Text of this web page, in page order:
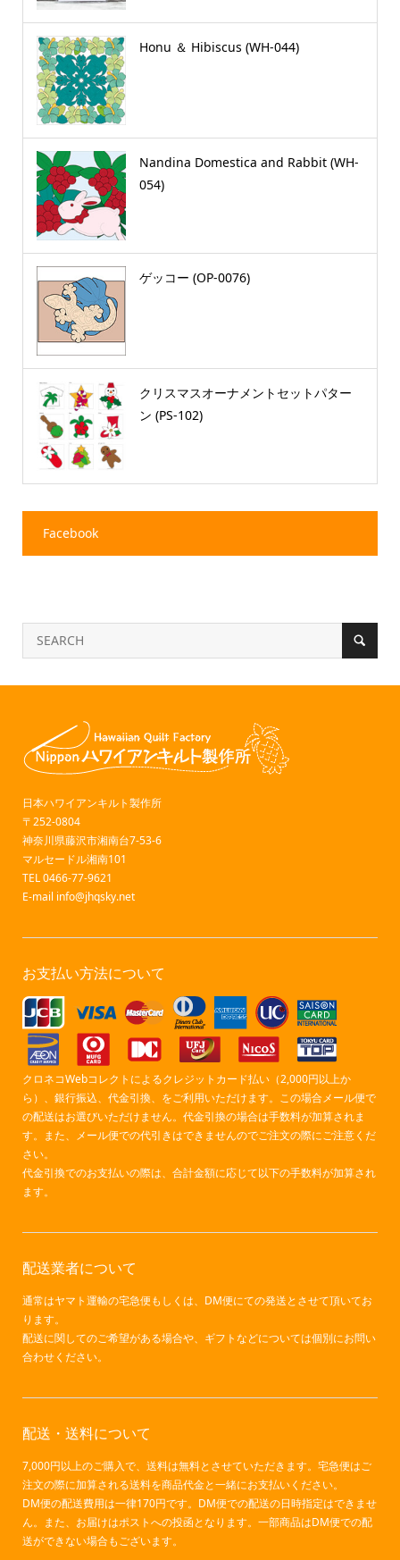
Honu ＆ Hibiscus (WH-044)
Nandina Domestica and Rabbit (WH-
054)
ゲッコー (OP-0076)
クリスマスオーナメントセットパター
ン (PS-102)
Facebook
日本ハワイアンキルト製作所
〒252-0804
神奈川県藤沢市湘南台7-53-6
マルセードル湘南101
TEL 0466-77-9621
E-mail info@jhqsky.net
お支払い方法について
クロネコWebコレクトによるクレジットカード払い（2,000円以上か
ら）、銀行振込、代金引換、をご利用いただけます。この場合メール便で
の配送はお選びいただけません。代金引換の場合は手数料が加算されま
す。また、メール便での代引きはできませんのでご注文の際にご注意くだ
さい。
代金引換でのお支払いの際は、合計金額に応じて以下の手数料が加算され
ます。
配送業者について
通常はヤマト運輸の宅急便もしくは、DM便にての発送とさせて頂いてお
ります。
配送に関してのご希望がある場合や、ギフトなどについては個別にお問い
合わせください。
配送・送料について
7,000円以上のご購入で、送料は無料とさせていただきます。宅急便はご
注文の際に加算される送料を商品代金と一緒にお支払いください。
DM便の配送費用は一律170円です。DM便での配送の日時指定はできませ
ん。また、お届けはポストへの投函となります。一部商品はDM便での配
送ができない場合もございます。